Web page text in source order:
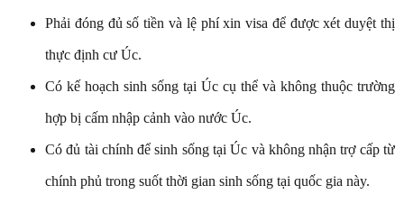
Phải đóng đủ số tiền và lệ phí xin visa để được xét duyệt thị
thực định cư Úc.
Có kế hoạch sinh sống tại Úc cụ thể và không thuộc trường
hợp bị cấm nhập cảnh vào nước Úc.
Có đủ tài chính để sinh sống tại Úc và không nhận trợ cấp từ
chính phủ trong suốt thời gian sinh sống tại quốc gia này.